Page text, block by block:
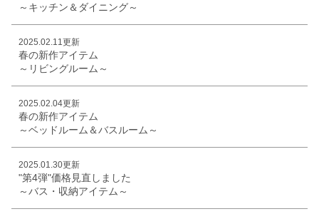
～キッチン＆ダイニング～
2025.02.11更新
春の新作アイテム
～リビングルーム～
2025.02.04更新
春の新作アイテム
～ベッドルーム＆バスルーム～
2025.01.30更新
"第4弾"価格見直しました
～バス・収納アイテム～